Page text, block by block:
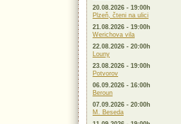
20.08.2026 - 19:00h
Plzeň, čteni na ulici
21.08.2026 - 19:00h
Werichova vila
22.08.2026 - 20:00h
Louny
23.08.2026 - 19:00h
Potvorov
06.09.2026 - 16:00h
Beroun
07.09.2026 - 20:00h
M. Beseda